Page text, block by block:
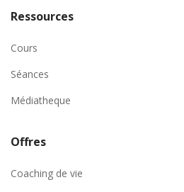
Ressources
Cours
Séances
Médiatheque
Offres
Coaching de vie